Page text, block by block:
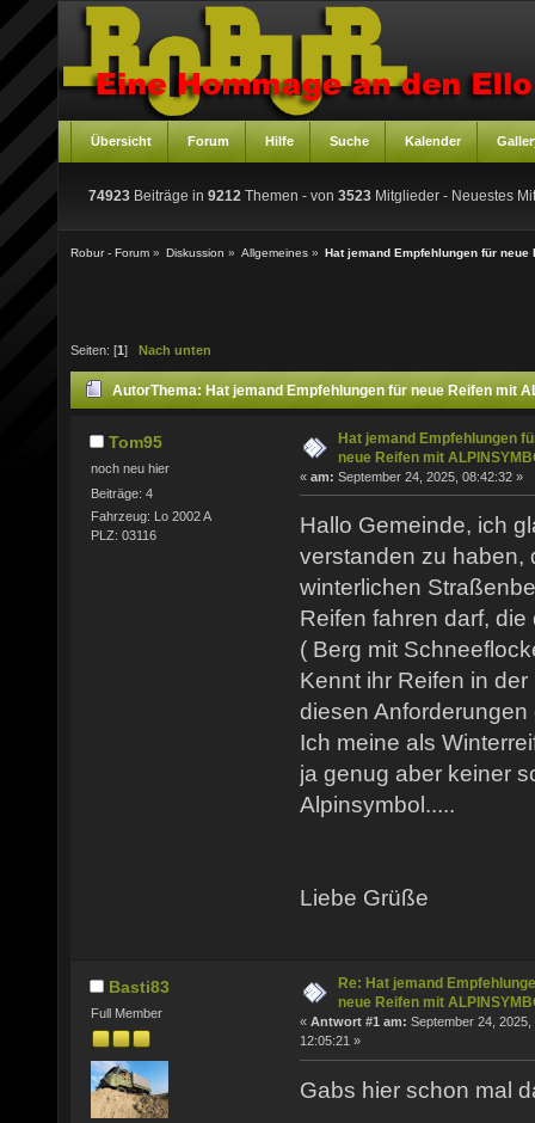
Übersicht Forum Hilfe Suche Kalender
74923 Beiträge in 9212 Themen - von 3523 Mitglieder - Neuestes
Robur - Forum » Diskussion » Allgemeines » Hat jemand Empfehlungen für neue
Seiten: [1 ] Nach unten
AutorThema: Hat jemand Empfehlungen für neue Reifen mit
Tom95
noch neu hier
Beiträge: 4
Fahrzeug: Lo 2002 A
PLZ: 03116
Hat jemand Empfehlungen
neue Reifen mit
« am: September 24, 2025, 08:42:32 »
Hallo Gemeinde, ich
verstanden zu haben,
winterlichen
Reifen fahren darf,
( Berg mit
Kennt ihr Reifen in
diesen
Ich meine als
ja genug aber keiner
Alpinsymbol.....
Liebe Grüße
Basti83
Full Member
Re: Hat jemand
neue Reifen mit
« Antwort #1 am: September 24, 2025,
12:05:21 »
Gabs hier schon mal